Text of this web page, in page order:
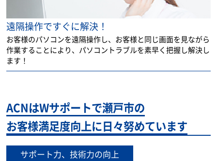
遠隔操作ですぐに解決！
お客様のパソコンを遠隔操作し、お客様と同じ画面を見ながら
作業することにより、パソコントラブルを素早く把握し解決し
ます！
ACNはWサポートで瀬戸市の
お客様満足度向上に日々努めています
サポート力、技術力の向上